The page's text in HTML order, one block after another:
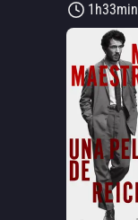
1h33min